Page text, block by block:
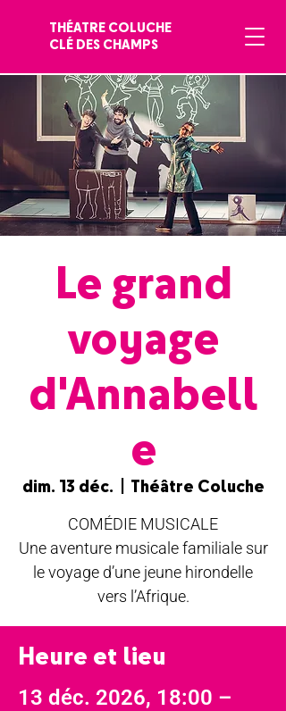
THÉATRE COLUCHE
CLÉ DES CHAMPS
Le grand
voyage
d'Annabell
e
dim. 13 déc. Théâtre Coluche
COMÉDIE MUSICALE
Une aventure musicale familiale sur
le voyage d’une jeune hirondelle
vers l’Afrique.
Heure et lieu
13 déc. 2026, 18:00 –